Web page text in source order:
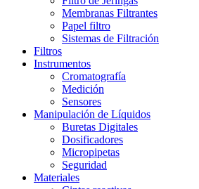
Membranas Filtrantes
Papel filtro
Sistemas de Filtración
Filtros
Instrumentos
Cromatografía
Medición
Sensores
Manipulación de Líquidos
Buretas Digitales
Dosificadores
Micropipetas
Seguridad
Materiales